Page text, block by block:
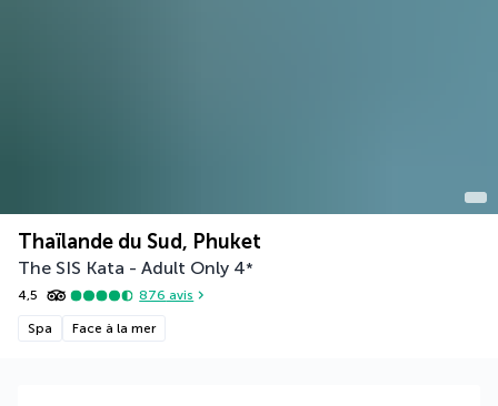
Thaïlande du Sud, Phuket
The SIS Kata - Adult Only 4*
4,5 876 avis
Spa Face à la mer